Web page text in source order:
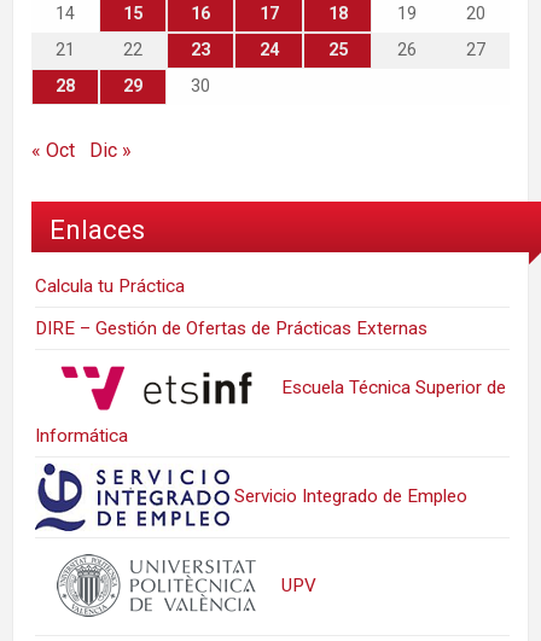
14
15 16 17 18 19
20
21
22 23 24 25 26
27
28
29 30
« Oct Dic »
Enlaces
Calcula tu Práctica
DIRE – Gestión de Ofertas de Prácticas Externas
Escuela Técnica Superior de
Informática
Servicio Integrado de Empleo
UPV